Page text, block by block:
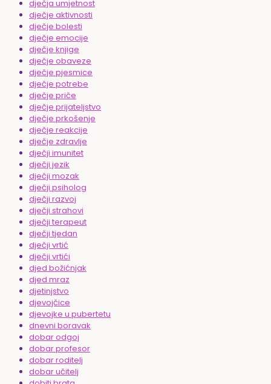
dječja umjetnost
dječje aktivnosti
dječje bolesti
dječje emocije
dječje knjige
dječje obaveze
dječje pjesmice
dječje potrebe
dječje priče
dječje prijateljstvo
dječje prkošenje
dječje reakcije
dječje zdravlje
dječji imunitet
dječji jezik
dječji mozak
dječji psiholog
dječji razvoj
dječji strahovi
dječji terapeut
dječji tjedan
dječji vrtić
dječji vrtići
djed božićnjak
djed mraz
djetinjstvo
djevojčice
djevojke u pubertetu
dnevni boravak
dobar odgoj
dobar profesor
dobar roditelj
dobar učitelj